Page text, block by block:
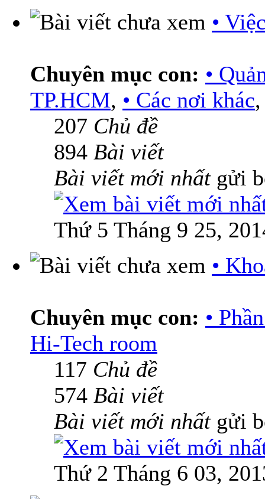
•
Chuyên mục con: •
TP.HCM, • Các nơi khác
207 Chủ đề
894 Bài viết
Bài viết mới nhấtgửi
Thứ 5 Tháng 9 25,
•
Chuyên mục con: •
Hi-Tech room
117 Chủ đề
574 Bài viết
Bài viết mới nhấtgửi
Thứ 2 Tháng 6 03,